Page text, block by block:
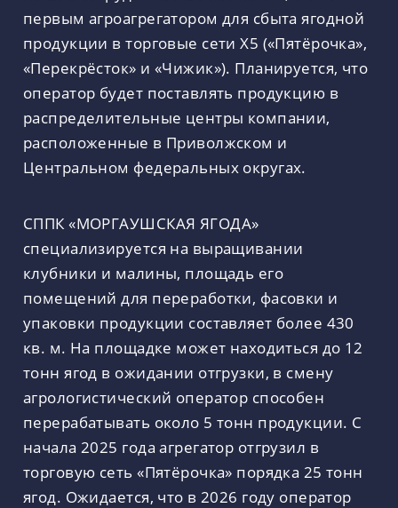
первым агроагрегатором для сбыта ягодной
продукции в торговые сети Х5 («Пятёрочка»,
«Перекрёсток» и «Чижик»). Планируется, что
оператор будет поставлять продукцию в
распределительные центры компании,
расположенные в Приволжском и
Центральном федеральных округах.
СППК «МОРГАУШСКАЯ ЯГОДА»
специализируется на выращивании
клубники и малины, площадь его
помещений для переработки, фасовки и
упаковки продукции составляет более 430
кв. м. На площадке может находиться до 12
тонн ягод в ожидании отгрузки, в смену
агрологистический оператор способен
перерабатывать около 5 тонн продукции. С
начала 2025 года агрегатор отгрузил в
торговую сеть «Пятёрочка» порядка 25 тонн
ягод. Ожидается, что в 2026 году оператор